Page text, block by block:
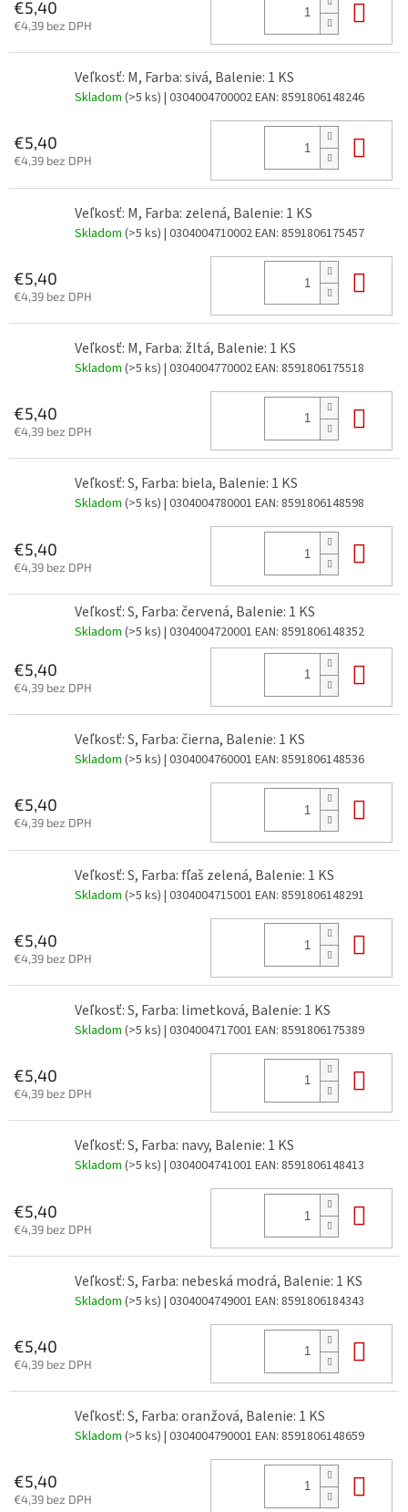
€5,40
€4,39 bez DPH
Veľkosť: M, Farba: sivá, Balenie: 1 KS
Skladom (>5 ks) | 0304004700002EAN: 8591806148246
€5,40
€4,39 bez DPH
Veľkosť: M, Farba: zelená, Balenie: 1 KS
Skladom (>5 ks) | 0304004710002EAN: 8591806175457
€5,40
€4,39 bez DPH
Veľkosť: M, Farba: žltá, Balenie: 1 KS
Skladom (>5 ks) | 0304004770002EAN: 8591806175518
€5,40
€4,39 bez DPH
Veľkosť: S, Farba: biela, Balenie: 1 KS
Skladom (>5 ks) | 0304004780001 EAN: 8591806148598
€5,40
€4,39 bez DPH
Veľkosť: S, Farba: červená, Balenie: 1 KS
Skladom (>5 ks) | 0304004720001 EAN: 8591806148352
€5,40
€4,39 bez DPH
Veľkosť: S, Farba: čierna, Balenie: 1 KS
Skladom (>5 ks) | 0304004760001 EAN: 8591806148536
€5,40
€4,39 bez DPH
Veľkosť: S, Farba: fľaš zelená, Balenie: 1 KS
Skladom (>5 ks) | 0304004715001 EAN: 8591806148291
€5,40
€4,39 bez DPH
Veľkosť: S, Farba: limetková, Balenie: 1 KS
Skladom (>5 ks) | 0304004717001 EAN: 8591806175389
€5,40
€4,39 bez DPH
Veľkosť: S, Farba: navy, Balenie: 1 KS
Skladom (>5 ks) | 0304004741001 EAN: 8591806148413
€5,40
€4,39 bez DPH
Veľkosť: S, Farba: nebeská modrá, Balenie: 1 KS
Skladom (>5 ks) | 0304004749001 EAN: 8591806184343
€5,40
€4,39 bez DPH
Veľkosť: S, Farba: oranžová, Balenie: 1 KS
Skladom (>5 ks) | 0304004790001 EAN: 8591806148659
€5,40
€4,39 bez DPH